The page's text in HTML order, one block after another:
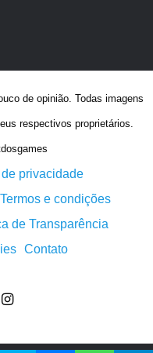
de opinião. Todas imagens
respectivos proprietários.
privacidade
Termos e condições
de Transparência
Contato
Instagram